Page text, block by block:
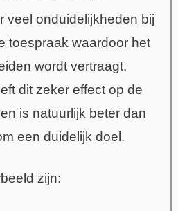
veel onduidelijkheden bij
toespraak waardoor het
wordt vertraagt.
dit zeker effect op de
is natuurlijk beter dan
een duidelijk doel.
zijn: